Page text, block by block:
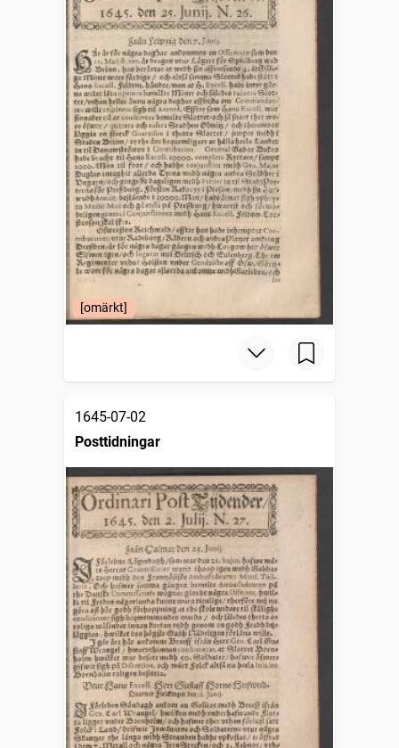
[omärkt]
1645-07-02
Posttidningar